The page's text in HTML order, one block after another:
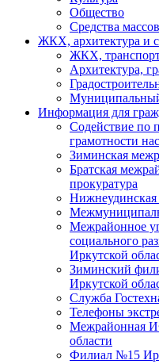
Общество
Средства
ЖКХ, архитектура и
ЖКХ,
Архитектура,
Информация для
Содействие по
грамотности
Зиминская
Братская
прокуратура
Нижнеудинская
Межрайонное
социального
Иркутской
Зиминский
Иркутской
Служба
Телефоны
Межрайонная
области
Филиал №15